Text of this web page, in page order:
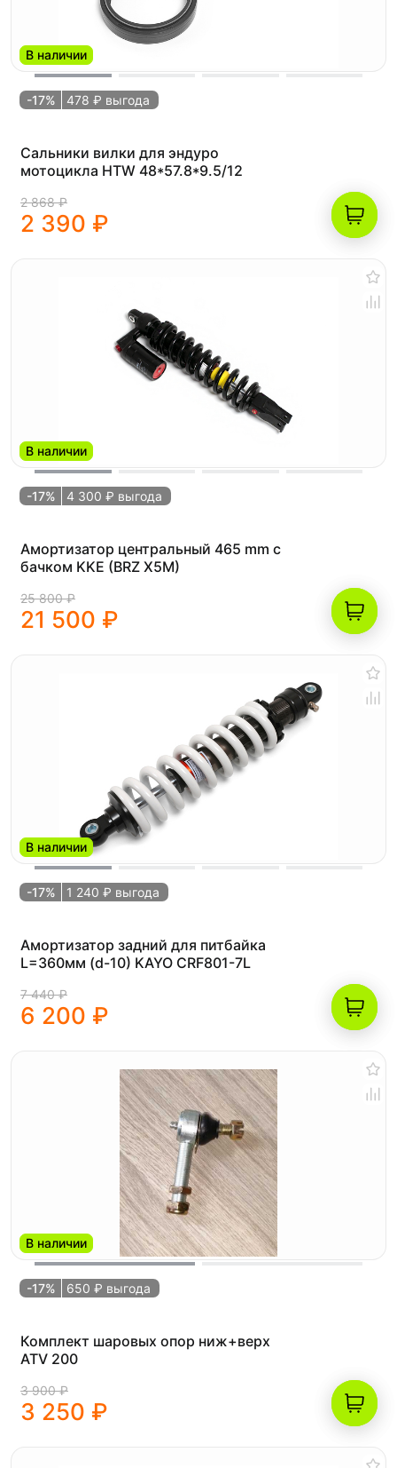
В наличии
-17% 478 ₽ выгода
Сальники вилки для эндуро
мотоцикла HTW 48*57.8*9.5/12
2 868 ₽
2 390 ₽
В наличии
-17% 4 300 ₽ выгода
Амортизатор центральный 465 mm с
бачком KKE (BRZ X5M)
25 800 ₽
21 500 ₽
В наличии
-17% 1 240 ₽ выгода
Амортизатор задний для питбайка
L=360мм (d-10) KAYO CRF801-7L
7 440 ₽
6 200 ₽
В наличии
-17% 650 ₽ выгода
Комплект шаровых опор ниж+верх
ATV 200
3 900 ₽
3 250 ₽